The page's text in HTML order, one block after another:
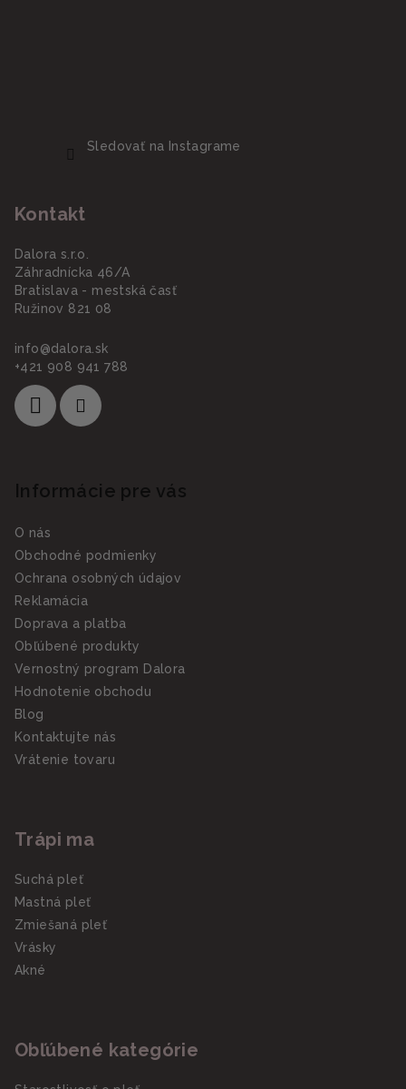
Sledovať na Instagrame
Kontakt
Dalora s.r.o.
Záhradnícka 46/A
Bratislava - mestská časť
Ružinov 821 08
info@dalora.sk
+421 908 941 788
Informácie pre vás
O nás
Obchodné podmienky
Ochrana osobných údajov
Reklamácia
Doprava a platba
Obľúbené produkty
Vernostný program Dalora
Hodnotenie obchodu
Blog
Kontaktujte nás
Vrátenie tovaru
Trápi ma
Suchá pleť
Mastná pleť
Zmiešaná pleť
Vrásky
Akné
Obľúbené kategórie